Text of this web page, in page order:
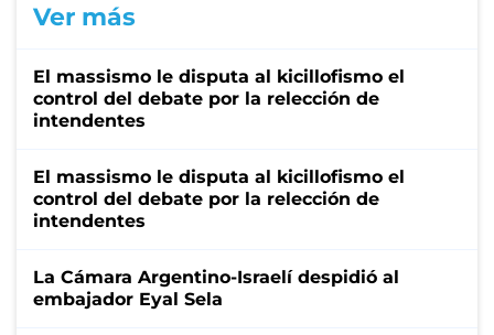
Ver más
El massismo le disputa al kicillofismo el
control del debate por la relección de
intendentes
El massismo le disputa al kicillofismo el
control del debate por la relección de
intendentes
La Cámara Argentino-Israelí despidió al
embajador Eyal Sela